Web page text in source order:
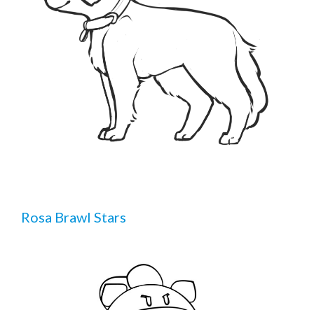
Rosa Brawl Stars